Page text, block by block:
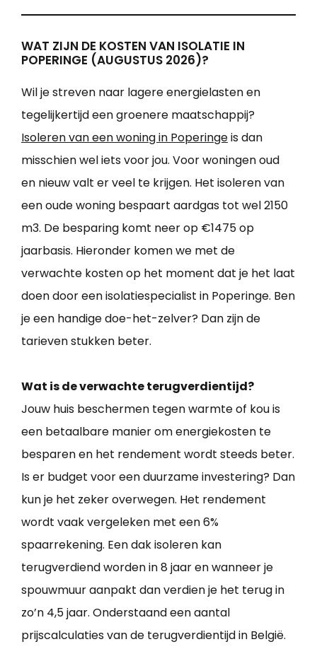
WAT ZIJN DE KOSTEN VAN ISOLATIE IN
POPERINGE (AUGUSTUS 2026)?
Wil je streven naar lagere energielasten en
tegelijkertijd een groenere maatschappij?
Isoleren van een woning in Poperingeis dan
misschien wel iets voor jou. Voor woningen oud
en nieuw valt er veel te krijgen. Het isoleren van
een oude woning bespaart aardgas tot wel 2150
m3. De besparing komt neer op €1475 op
jaarbasis. Hieronder komen we met de
verwachte kosten op het moment dat je het laat
doen door een isolatiespecialist in Poperinge. Ben
je een handige doe-het-zelver? Dan zijn de
tarieven stukken beter.
Wat is de verwachte terugverdientijd?
Jouw huis beschermen tegen warmte of kou is
een betaalbare manier om energiekosten te
besparen en het rendement wordt steeds beter.
Is er budget voor een duurzame investering? Dan
kun je het zeker overwegen. Het rendement
wordt vaak vergeleken met een 6%
spaarrekening. Een dak isoleren kan
terugverdiend worden in 8 jaar en wanneer je
spouwmuur aanpakt dan verdien je het terug in
zo’n 4,5 jaar. Onderstaand een aantal
prijscalculaties van de terugverdientijd in België.